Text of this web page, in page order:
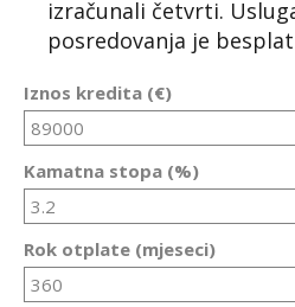
izračunali četvrti.
posredovanja je
Iznos kredita (€)
Kamatna stopa (%)
Rok otplate (mjeseci)